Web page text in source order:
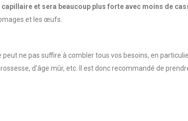
et sera beaucoup plus forte avec moins de
et les œufs.
ne pas suffire à combler tous vos besoins, en
d’âge mûr, etc. Il est donc recommandé de